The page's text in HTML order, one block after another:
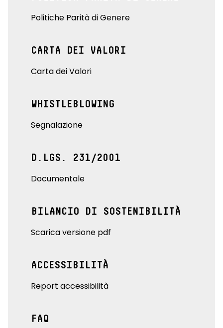
Politiche Parità di Genere
CARTA DEI VALORI
Carta dei Valori
WHISTLEBLOWING
Segnalazione
D.LGS. 231/2001
Documentale
BILANCIO DI SOSTENIBILITÀ
Scarica versione pdf
ACCESSIBILITÀ
Report accessibilità
FAQ